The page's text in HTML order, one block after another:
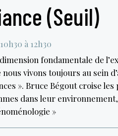
(Seuil)
à 12h30
fondamentale de
vivons toujours au sein
». Bruce Bégout croise
dans leur
»